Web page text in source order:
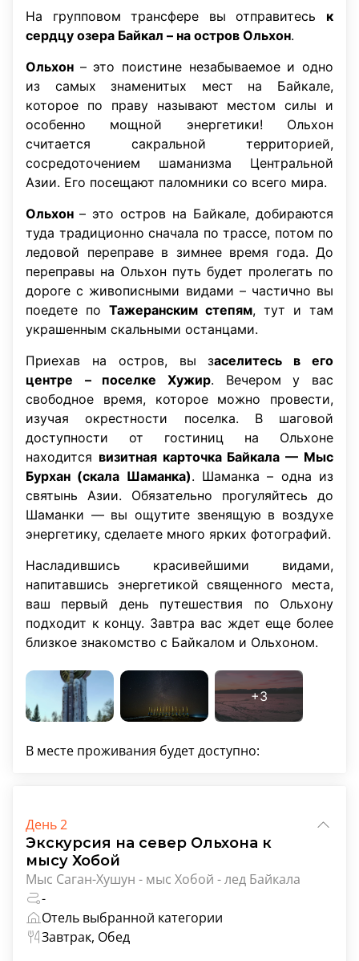
На групповом трансфере вы отправитесь к
сердцу озера Байкал – на остров Ольхон.
Ольхон – это поистине незабываемое и одно
из самых знаменитых мест на Байкале,
которое по праву называют местом силы и
особенно мощной энергетики! Ольхон
считается сакральной территорией,
сосредоточением шаманизма Центральной
Азии. Его посещают паломники со всего мира.
Ольхон – это остров на Байкале, добираются
туда традиционно сначала по трассе, потом по
ледовой переправе в зимнее время года. До
переправы на Ольхон путь будет пролегать по
дороге с живописными видами – частично вы
поедете по Тажеранским степям, тут и там
украшенным скальными останцами.
Приехав на остров, вы заселитесь в его
центре
– поселке Хужир. Вечером у вас
свободное время, которое можно провести,
изучая окрестности поселка. В шаговой
доступности от гостиниц на Ольхоне
находится визитная карточка Байкала — Мыс
Бурхан (скала Шаманка). Шаманка – одна из
святынь Азии. Обязательно прогуляйтесь до
Шаманки — вы ощутите звенящую в воздухе
энергетику, сделаете много ярких фотографий.
Насладившись красивейшими видами,
напитавшись энергетикой священного места,
ваш первый день путешествия по Ольхону
подходит к концу. Завтра вас ждет еще более
близкое знакомство с Байкалом и Ольхоном.
В месте проживания будет доступно:
День 2
Экскурсия на север Ольхона к
мысу Хобой
Мыс Саган-Хушун - мыс Хобой - лед Байкала
-
Отель выбранной категории
Завтрак, Обед